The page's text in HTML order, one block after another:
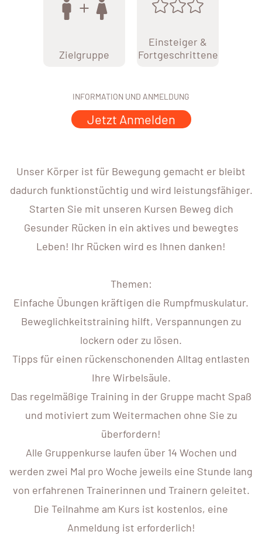
Zielgruppe
Einsteiger &
Fortgeschrittene
INFORMATION UND ANMELDUNG
Jetzt Anmelden
Unser Körper ist für Bewegung gemacht er bleibt
dadurch funktionstüchtig und wird leistungsfähiger.
Starten Sie mit unseren Kursen Beweg dich
Gesunder Rücken in ein aktives und bewegtes
Leben! Ihr Rücken wird es Ihnen danken!
Themen:
Einfache Übungen kräftigen die Rumpfmuskulatur.
Beweglichkeitstraining hilft, Verspannungen zu
lockern oder zu lösen.
Tipps für einen rückenschonenden Alltag entlasten
Ihre Wirbelsäule.
Das regelmäßige Training in der Gruppe macht Spaß
und motiviert zum Weitermachen ohne Sie zu
überfordern!
Alle Gruppenkurse laufen über 14 Wochen und
werden zwei Mal pro Woche jeweils eine Stunde lang
von erfahrenen Trainerinnen und Trainern geleitet.
Die Teilnahme am Kurs ist kostenlos, eine
Anmeldung ist erforderlich!